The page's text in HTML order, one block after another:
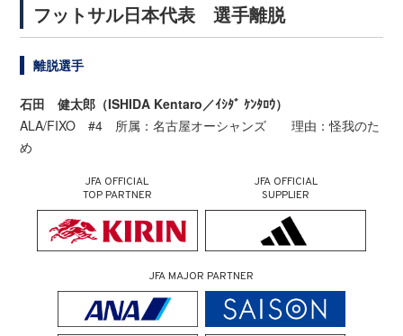
フットサル日本代表 選手離脱
離脱選手
石田 健太郎（ISHIDA Kentaro／ｲｼﾀﾞ ｹﾝﾀﾛｳ）
ALA/FIXO #4 所属：名古屋オーシャンズ 理由：怪我のた
め
JFA OFFICIAL
TOP PARTNER
JFA OFFICIAL
SUPPLIER
JFA MAJOR PARTNER